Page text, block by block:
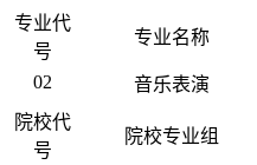
专业代
号
专业名称
02 音乐表演
院校代
号
院校专业组